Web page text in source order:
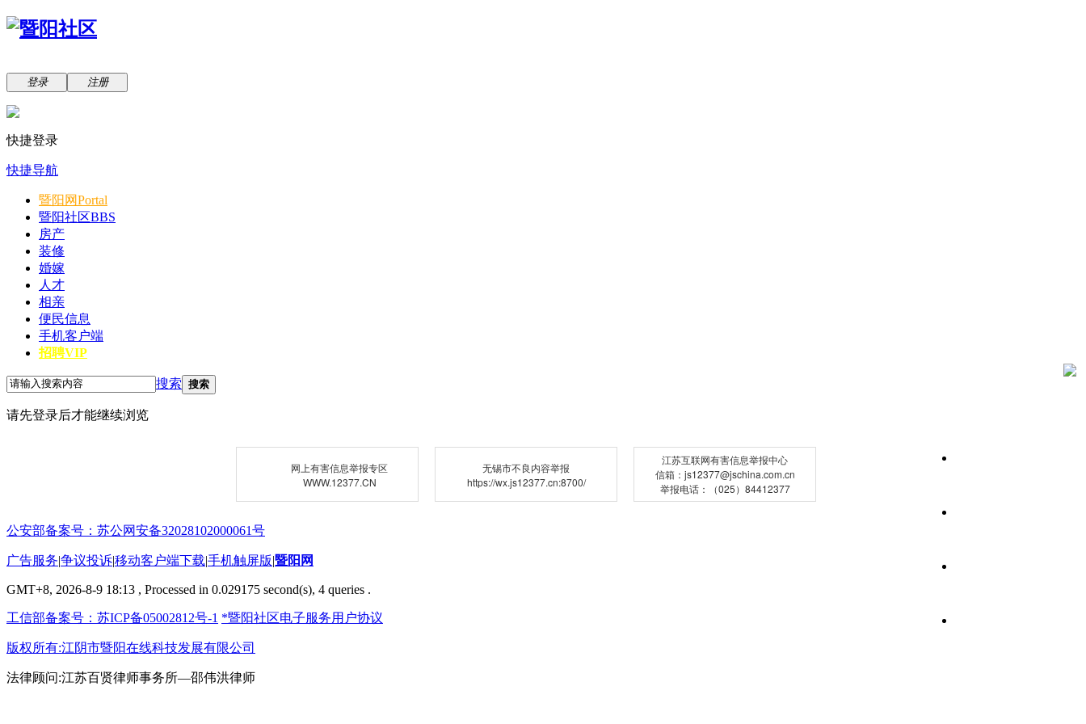
登录 注册
快捷登录
快捷导航
暨阳网Portal
暨阳社区BBS
房产
装修
婚嫁
人才
相亲
便民信息
手机客户端
招聘VIP
搜索 搜索
请先登录后才能继续浏览
网上有害信息举报专区
WWW.12377.CN
无锡市不良内容举报
https://wx.js12377.cn:8700/
江苏互联网有害信息举报中心
信箱：js12377@jschina.com.cn
举报电话：（025）84412377
公安部备案号：苏公网安备32028102000061号
广告服务|争议投诉|移动客户端下载|手机触屏版|暨阳网
GMT+8, 2026-8-9 18:13 , Processed in 0.029175 second(s), 4 queries .
工信部备案号：苏ICP备05002812号-1 *暨阳社区电子服务用户协议
版权所有:江阴市暨阳在线科技发展有限公司
法律顾问:江苏百贤律师事务所—邵伟洪律师